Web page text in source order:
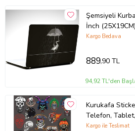
Şemsiyeli
İnch (25X19CM)
Kargo Bedava
889,90 TL
94,92 TL'den
Kurukafa
Telefon,
Sticker
Kargo ile Teslimat